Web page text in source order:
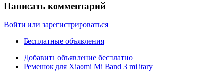
Написать комментарий
Войти или зарегистрироваться
Бесплатные объявления
Добавить объявление бесплатно
Ремешок для Xiaomi Mi Band 3 military